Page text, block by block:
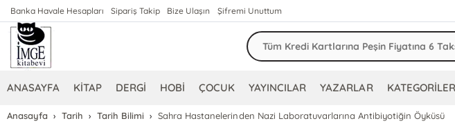
Banka Havale Hesapları Sipariş Takip Bize Ulaşın Şifremi Unuttum
ANASAYFA KİTAP DERGİ HOBİ ÇOCUK YAYINCILAR YAZARLAR KATEGORİLER
Anasayfa Tarih Tarih Bilimi Sahra Hastanelerinden Nazi Laboratuvarlarına Antibiyotiğin Öyküsü